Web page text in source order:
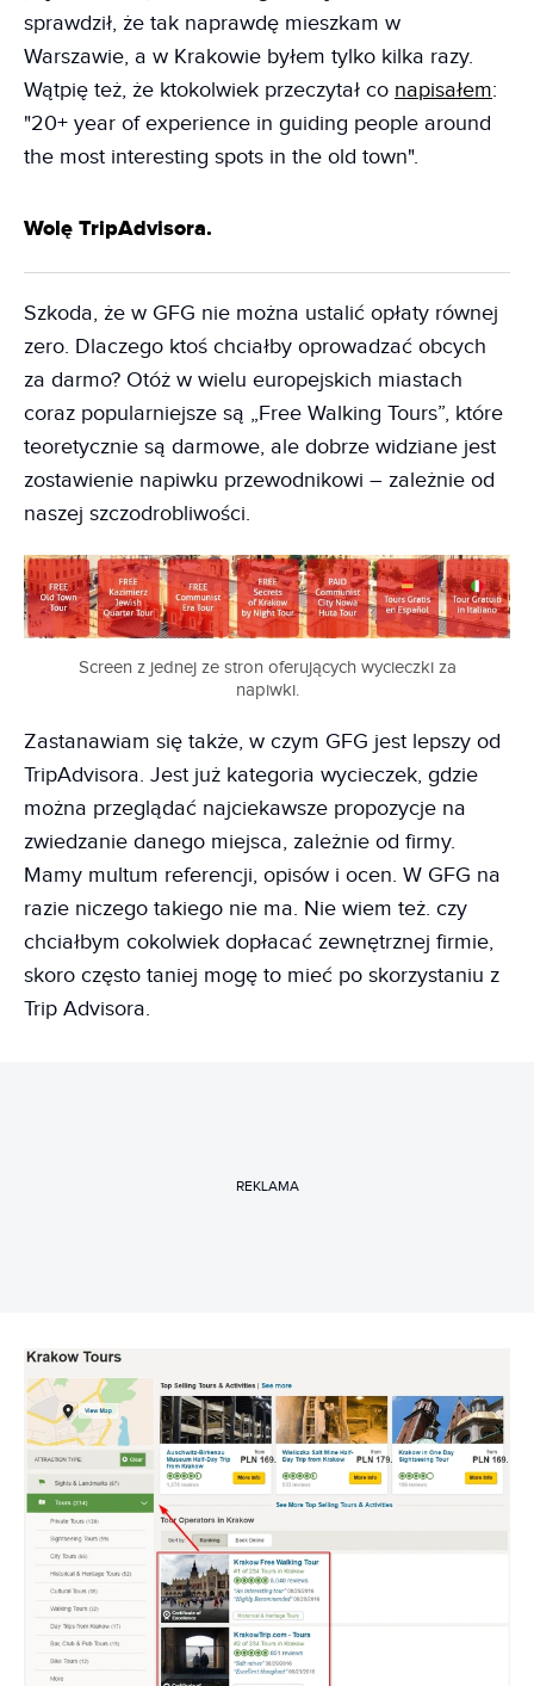
sprawdził, że tak naprawdę mieszkam w
Warszawie, a w Krakowie byłem tylko kilka razy.
Wątpię też, że ktokolwiek przeczytał co napisałem:
"20+ year of experience in guiding people around
the most interesting spots in the old town".
Wolę TripAdvisora.
Szkoda, że w GFG nie można ustalić opłaty równej
zero. Dlaczego ktoś chciałby oprowadzać obcych
za darmo? Otóż w wielu europejskich miastach
coraz popularniejsze są „Free Walking Tours”, które
teoretycznie są darmowe, ale dobrze widziane jest
zostawienie napiwku przewodnikowi – zależnie od
naszej szczodrobliwości.
Screen z jednej ze stron oferujących wycieczki za
napiwki.
Zastanawiam się także, w czym GFG jest lepszy od
TripAdvisora. Jest już kategoria wycieczek, gdzie
można przeglądać najciekawsze propozycje na
zwiedzanie danego miejsca, zależnie od firmy.
Mamy multum referencji, opisów i ocen. W GFG na
razie niczego takiego nie ma. Nie wiem też. czy
chciałbym cokolwiek dopłacać zewnętrznej firmie,
skoro często taniej mogę to mieć po skorzystaniu z
Trip Advisora.
REKLAMA